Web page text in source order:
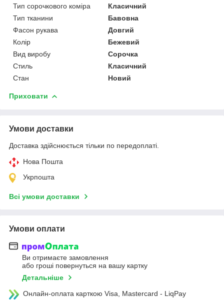
Тип сорочкового коміра
Класичний
Тип тканини
Бавовна
Фасон рукава
Довгий
Колір
Бежевий
Вид виробу
Сорочка
Стиль
Класичний
Стан
Новий
Приховати
Умови доставки
Доставка здійснюється тільки по передоплаті.
Нова Пошта
Укрпошта
Всі умови доставки
Умови оплати
Ви отримаєте замовлення
або гроші повернуться на вашу картку
Детальніше
Онлайн-оплата карткою Visa, Mastercard - LiqPay